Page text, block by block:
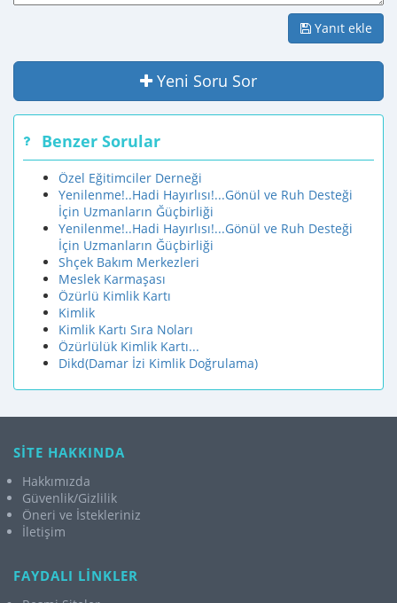
Yanıt ekle
Yeni Soru Sor
Benzer Sorular
Özel Eğitimciler Derneği
Yenilenme!..Hadi Hayırlısı!...Gönül ve Ruh Desteği
İçin Uzmanların Ğüçbirliği
Yenilenme!..Hadi Hayırlısı!...Gönül ve Ruh Desteği
İçin Uzmanların Ğüçbirliği
Shçek Bakım Merkezleri
Meslek Karmaşası
Özürlü Kimlik Kartı
Kimlik
Kimlik Kartı Sıra Noları
Özürlülük Kimlik Kartı...
Dikd(Damar İzi Kimlik Doğrulama)
SİTE HAKKINDA
Hakkımızda
Güvenlik/Gizlilik
Öneri ve İstekleriniz
İletişim
FAYDALI LİNKLER